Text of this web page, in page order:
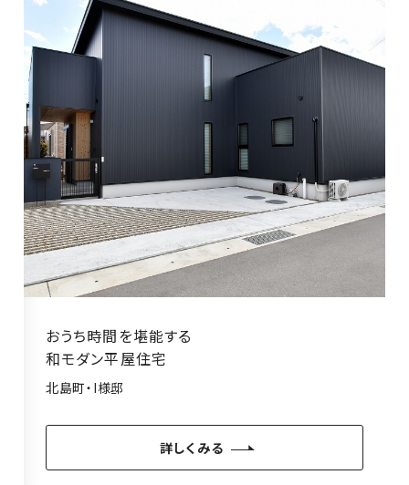
証
高
技
術
者
集
数
多
の
おうち時間を堪能する
和モダン平屋住宅
北島町・I様邸
詳しくみる